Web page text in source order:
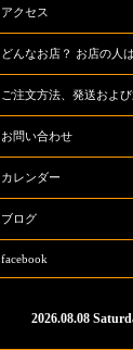
アクセス
どんなお店？ お店の人
ご注文方法、発送およ
お問い合わせ
カレンダー
ブログ
facebook
2026.08.08